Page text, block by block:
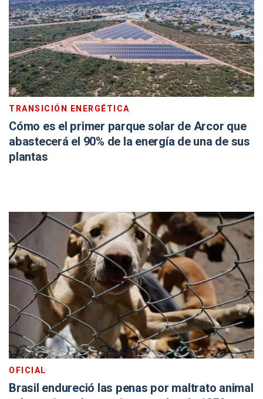
TRANSICIÓN ENERGÉTICA
Cómo es el primer parque solar de Arcor que
abastecerá el 90% de la energía de una de sus
plantas
OFICIAL
Brasil endureció las penas por maltrato animal